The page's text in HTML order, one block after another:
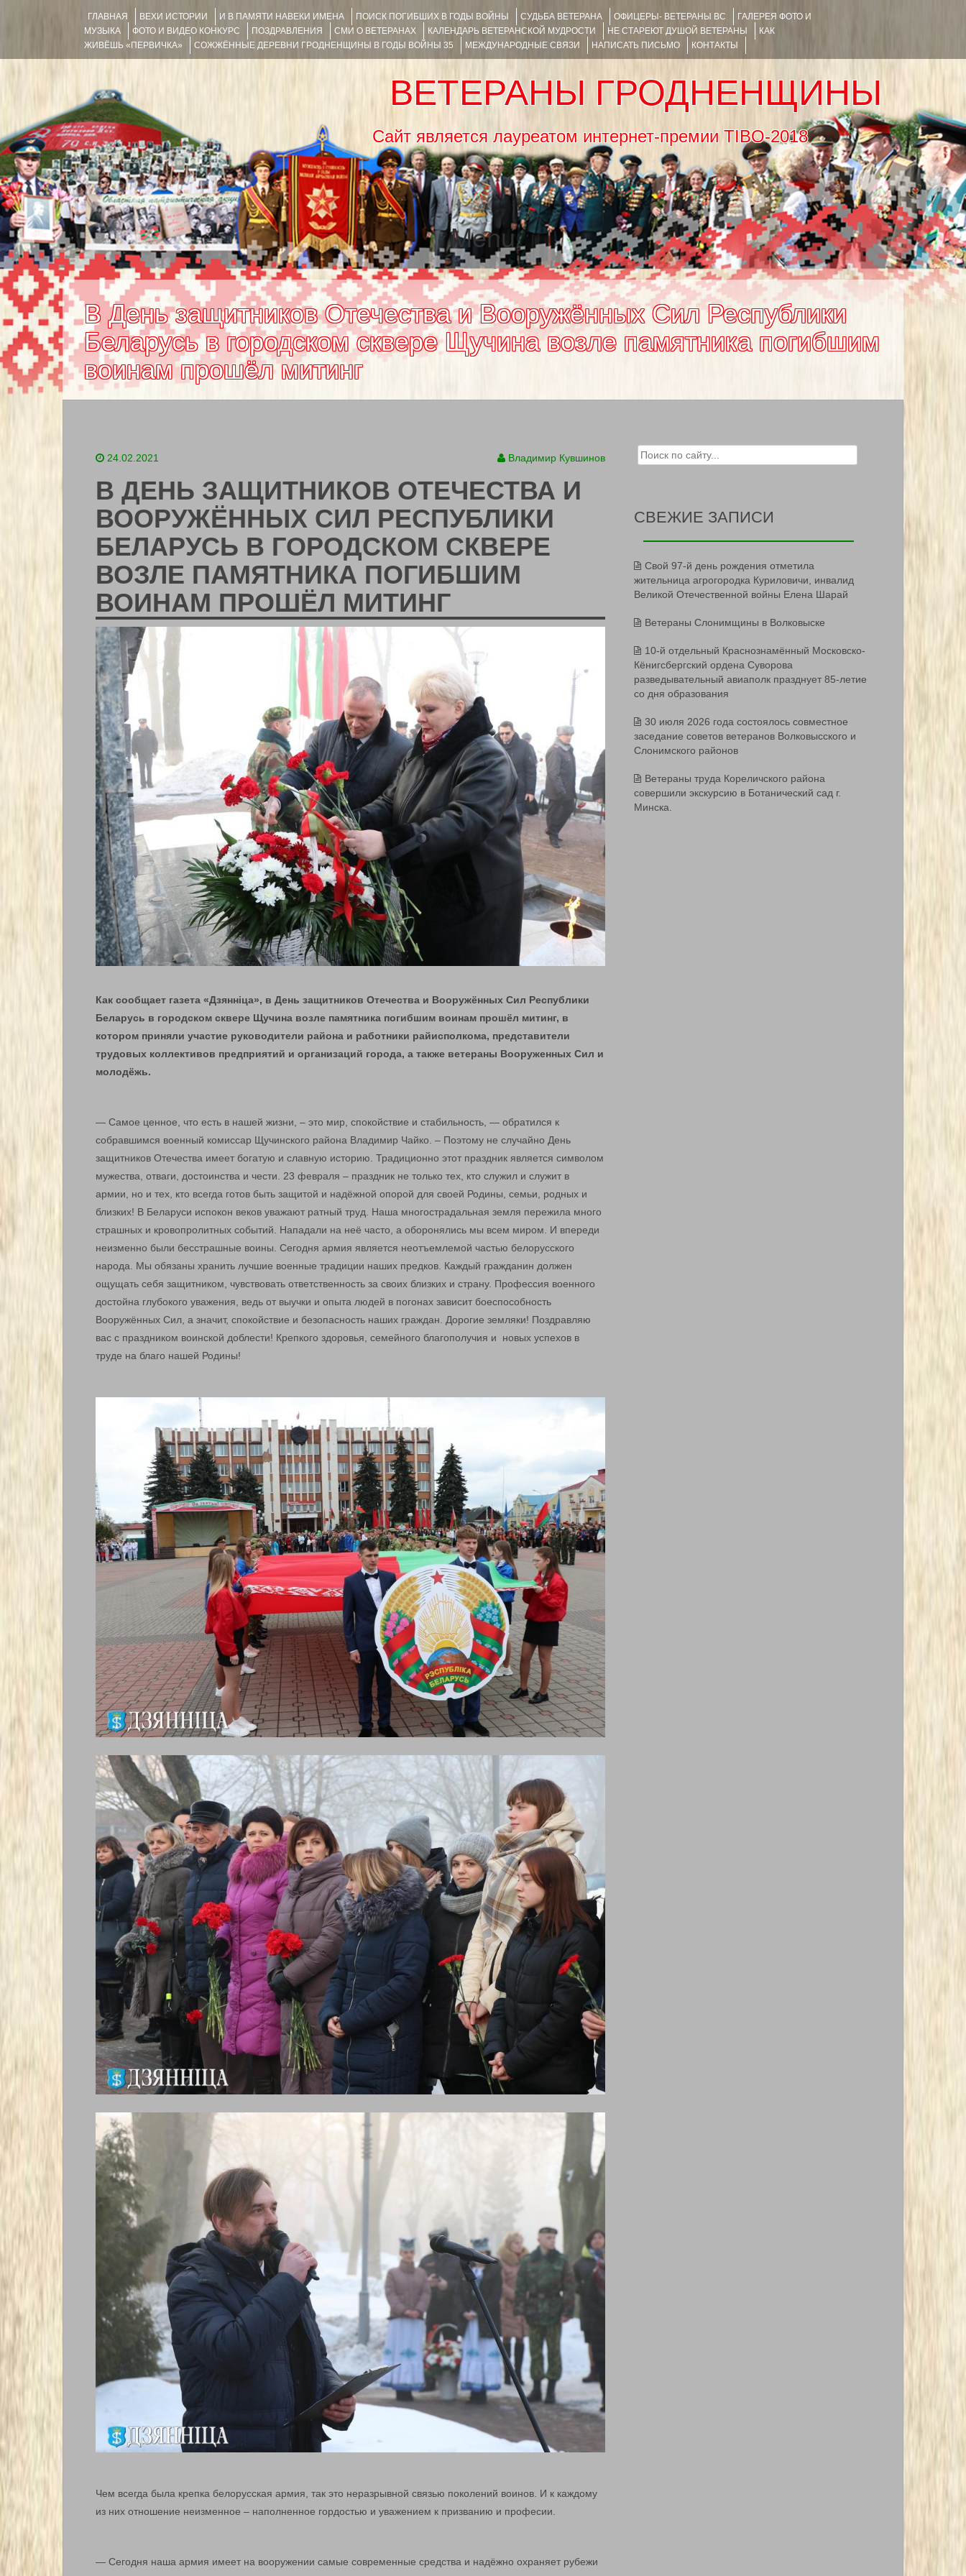
ГЛАВНАЯ ВЕХИ ИСТОРИИ И В ПАМЯТИ НАВЕКИ ИМЕНА ПОИСК ПОГИБШИХ В ГОДЫ ВОЙНЫ СУДЬБА ВЕТЕРАНА ОФИЦЕРЫ- ВЕТЕРАНЫ ВС
ГАЛЕРЕЯ ФОТО И
МУЗЫКА
ФОТО И ВИДЕО КОНКУРС ПОЗДРАВЛЕНИЯ СМИ О ВЕТЕРАНАХ КАЛЕНДАРЬ ВЕТЕРАНСКОЙ МУДРОСТИ НЕ СТАРЕЮТ ДУШОЙ ВЕТЕРАНЫ
КАК
ЖИВЁШЬ «ПЕРВИЧКА»
СОЖЖЁННЫЕ ДЕРЕВНИ ГРОДНЕНЩИНЫ В ГОДЫ ВОЙНЫ 35 МЕЖДУНАРОДНЫЕ СВЯЗИ НАПИСАТЬ ПИСЬМО КОНТАКТЫ
ВЕТЕРАНЫ ГРОДНЕНЩИНЫ
Сайт является лауреатом интернет-премии TIBO-2018
Menu
SKIP TO CONTENT
В День защитников Отечества и Вооружённых Сил Республики
Беларусь в городском сквере Щучина возле памятника погибшим
воинам прошёл митинг
24.02.2021 Владимир Кувшинов
В ДЕНЬ ЗАЩИТНИКОВ ОТЕЧЕСТВА И
ВООРУЖЁННЫХ СИЛ РЕСПУБЛИКИ
БЕЛАРУСЬ В ГОРОДСКОМ СКВЕРЕ
ВОЗЛЕ ПАМЯТНИКА ПОГИБШИМ
ВОИНАМ ПРОШЁЛ МИТИНГ
Как сообщает газета «Дзяннiца», в День защитников Отечества и Вооружённых Сил Республики
Беларусь в городском сквере Щучина возле памятника погибшим воинам прошёл митинг, в
котором приняли участие руководители района и работники райисполкома, представители
трудовых коллективов предприятий и организаций города, а также ветераны Вооруженных Сил и
молодёжь.
— Самое ценное, что есть в нашей жизни, – это мир, спокойствие и стабильность, — обратился к
собравшимся военный комиссар Щучинского района Владимир Чайко. – Поэтому не случайно День
защитников Отечества имеет богатую и славную историю. Традиционно этот праздник является символом
мужества, отваги, достоинства и чести. 23 февраля – праздник не только тех, кто служил и служит в
армии, но и тех, кто всегда готов быть защитой и надёжной опорой для своей Родины, семьи, родных и
близких! В Беларуси испокон веков уважают ратный труд. Наша многострадальная земля пережила много
страшных и кровопролитных событий. Нападали на неё часто, а оборонялись мы всем миром. И впереди
неизменно были бесстрашные воины. Сегодня армия является неотъемлемой частью белорусского
народа. Мы обязаны хранить лучшие военные традиции наших предков. Каждый гражданин должен
ощущать себя защитником, чувствовать ответственность за своих близких и страну. Профессия военного
достойна глубокого уважения, ведь от выучки и опыта людей в погонах зависит боеспособность
Вооружённых Сил, а значит, спокойствие и безопасность наших граждан. Дорогие земляки! Поздравляю
вас с праздником воинской доблести! Крепкого здоровья, семейного благополучия и новых успехов в
труде на благо нашей Родины!
Чем всегда была крепка белорусская армия, так это неразрывной связью поколений воинов. И к каждому
из них отношение неизменное – наполненное гордостью и уважением к призванию и професии.
— Сегодня наша армия имеет на вооружении самые современные средства и надёжно охраняет рубежи
Search for:
СВЕЖИЕ ЗАПИСИ
Свой 97-й день рождения отметила
жительница агрогородка Куриловичи, инвалид
Великой Отечественной войны Елена Шарай
Ветераны Слонимщины в Волковыске
10-й отдельный Краснознамённый Московско-
Кёнигсбергский ордена Суворова
разведывательный авиаполк празднует 85-летие
со дня образования
30 июля 2026 года состоялось совместное
заседание советов ветеранов Волковысского и
Слонимского районов
Ветераны труда Кореличского района
совершили экскурсию в Ботанический сад г.
Минска.